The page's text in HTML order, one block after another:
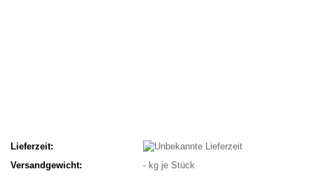
Lieferzeit:
Versandgewicht:
- kg je Stück